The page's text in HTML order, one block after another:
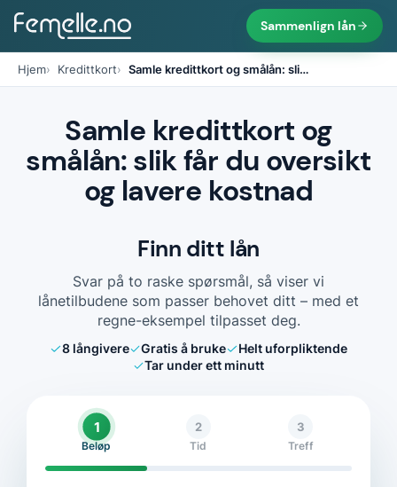
Sammenlign lån
Hjem Kredittkort Samle kredittkort og smålån: sli…
Samle kredittkort og
smålån: slik får du oversikt
og lavere kostnad
Finn ditt lån
Svar på to raske spørsmål, så viser vi
lånetilbudene som passer behovet ditt – med et
regne-eksempel tilpasset deg.
8långivere Gratis å bruke
Helt uforpliktende
Tar under ett minutt
1
Beløp
2
Tid
3
Treff